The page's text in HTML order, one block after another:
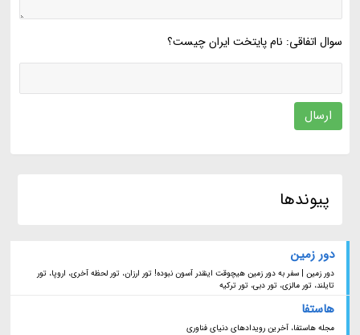
سوال اتفاقی: نام پایتخت ایران چیست؟
ارسال
پیوندها
دور زمین
دور زمین | سفر به دور زمین هیچوقت اینقدر آسون نبوده! تور ارزان، تور لحظه آخری، اروپا، تور
تایلند، تور مالزی، تور دبی، تور ترکیه
هاستفا
مجله هاستفا، آخرین رویدادهای دنیای فناوری